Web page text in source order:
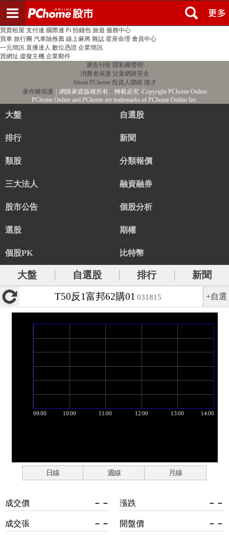
PChome首頁 線上購物 24h購物 書店
買賣租屋 支付連 國際連 Pi 拍錢包 旅遊 服務中心
買車 旅行團 汽車險推薦 線上麻將 雜誌 星座命理 會員中心
一元簡訊 直播達人 數位憑證 企業簡訊
買網址 虛擬主機 企業郵件
廣告刊登 隱私權聲明
消費者保護 兒童網路安全
About PChome 投資人聯絡 徵才
著作權保護 ｜網路家庭版權所有、轉載必究‧Copyright PChome Online
PChome Online and PChome are trademarks of PChome Online Inc.
大盤 自選股
排行 新聞
類股 分類報價
三大法人 融資融券
股市公告 個股分析
選股 期權
個股PK 比特幣
大盤 自選股 排行
新聞
T50反1富邦62購01 031815 +自選
日線 週線 月線
成交價 －－
成交張 －－
漲跌 －－
開盤價 －－